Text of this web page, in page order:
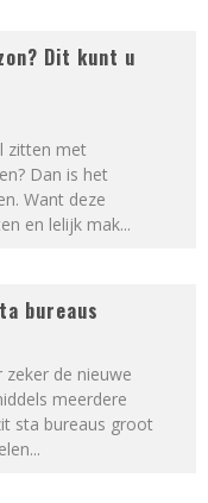
Dit kunt u
zitten met
Dan is het
Want deze
en lelijk mak...
bureaus
de nieuwe
meerdere
sta bureaus groot
...